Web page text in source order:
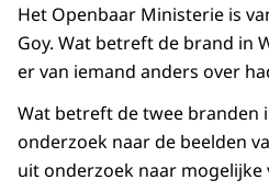
Het Openbaar Ministerie is
Goy. Wat betreft de brand in
er van iemand anders over
Wat betreft de twee branden
onderzoek naar de beelden
uit onderzoek naar